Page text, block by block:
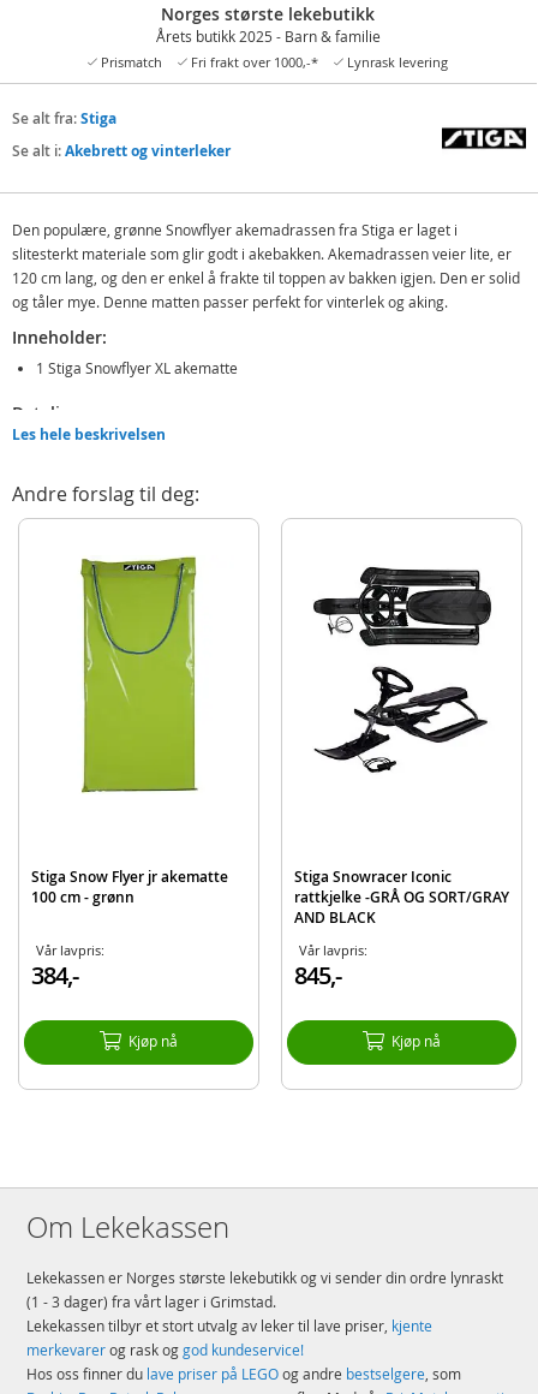
Norges største lekebutikk
Årets butikk 2025 - Barn & familie
Prismatch Fri frakt over 1000,-* Lynrask levering
Se alt fra:Stiga
Se alt i:Akebrett og vinterleker
Den populære, grønne Snowflyer akemadrassen fra Stiga er laget i
slitesterkt materiale som glir godt i akebakken. Akemadrassen veier lite, er
120 cm lang, og den er enkel å frakte til toppen av bakken igjen. Den er solid
og tåler mye. Denne matten passer perfekt for vinterlek og aking.
Inneholder:
1 Stiga Snowflyer XL akematte
Detaljer:
Mål: 120 x 50 x 7 cm
Farge: grønn
Bør benyttes med sikkerhetsutstyr
Skal kun brukes under tilsyn av en voksen
Stiga snow flyer matte kan oppnå svært høy fart, det er viktig å velge
bakker uten hindringer, samt at barnet klarer å håndtere farten
Les hele beskrivelsen
Andre forslag til deg:
Stiga Snow Flyer jr akematte
100 cm - grønn
Vår lavpris:
384,-
Kjøp nå
Stiga Snowracer Iconic
rattkjelke -GRÅ OG SORT/GRAY
AND BLACK
Vår lavpris:
845,-
Kjøp nå
Om Lekekassen
Lekekassen er Norges største lekebutikk og vi sender din ordre lynraskt
(1 - 3 dager) fra vårt lager i Grimstad.
Lekekassen tilbyr et stort utvalg av leker til lave priser, kjente
merkevarerog rask oggod kundeservice!
Hos oss finner du lave priser på LEGOog andre bestselgere, som